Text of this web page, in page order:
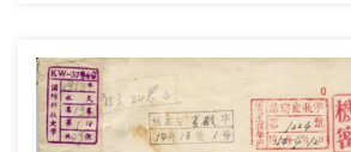
线广播台为基础建设广播台，要求张力
明和高步昆教授汇报二高步校原有广播
与“哈军工”广播台的扩建工作。